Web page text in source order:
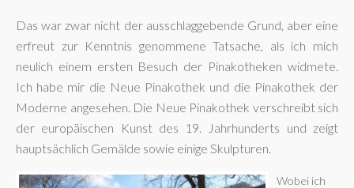
Das war zwar nicht der ausschlaggebende Grund, aber eine
erfreut zur Kenntnis genommene Tatsache, als ich mich
neulich einem ersten Besuch der Pinakotheken widmete.
Ich habe mir die Neue Pinakothek und die Pinakothek der
Moderne angesehen. Die Neue Pinakothek verschreibt sich
der europäischen Kunst des 19. Jahrhunderts und zeigt
hauptsächlich Gemälde sowie einige Skulpturen.
Wobei ich